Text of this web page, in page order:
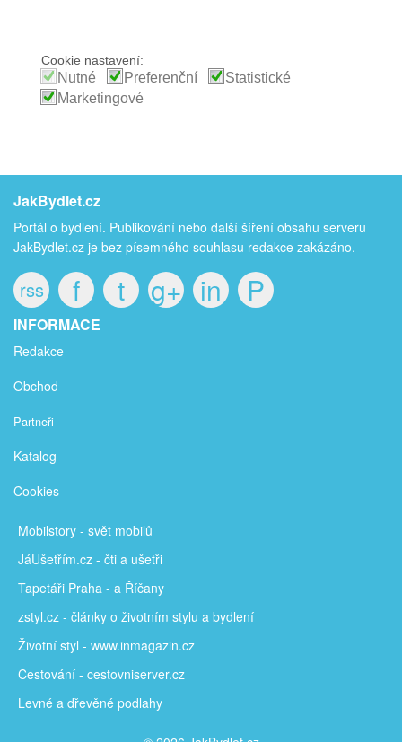
JakBydlet.cz
Portál o bydlení. Publikování nebo další šíření obsahu serveru
JakBydlet.cz je bez písemného souhlasu redakce zakázáno.
rss f t g+ in P
INFORMACE
Redakce
Obchod
Partneři
Katalog
Cookies
Mobilstory - svět mobilů
JáUšetřím.cz - čti a ušetři
Tapetáři Praha - a Říčany
zstyl.cz - články o životním stylu a bydlení
Životní styl - www.inmagazin.cz
Cestování - cestovniserver.cz
Levné a dřevěné podlahy
Cookie nastavení:
Nutné Preferenční
Statistické
Marketingové